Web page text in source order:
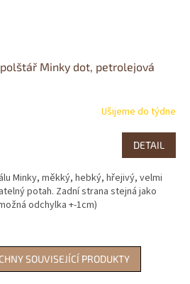
polštář Minky dot, petrolejová
Ušijeme do týdne
DETAIL
Minky, měkký, hebký, hřejivý, velmi
potah. Zadní strana stejná jako
odchylka +-1cm)
SOUVISEJÍCÍ PRODUKTY